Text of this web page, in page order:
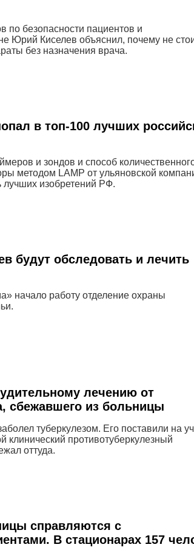
по безопасности пациентов и
Юрий Киселев объяснил, почему не
без назначения врача.
в топ-100 лучших
и зондов и способ
методом LAMP от ульяновской
лучших изобретений РФ.
будут обследовать и лечить
начало работу отделение охраны
лечению от
сбежавшего из больницы
туберкулезом. Его поставили на
клинический противотуберкулезный
оттуда.
справляются с
В стационарах 157